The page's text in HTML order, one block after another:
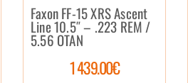
Faxon FF-15 XRS Ascent
Line 10.5″ – .223 REM /
5.56 OTAN
1 439.00€